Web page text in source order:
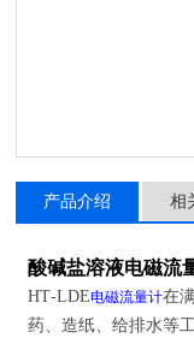
产品介绍 相
酸碱盐溶液电磁流
HT-LDE电磁流量计在
药、造纸、给排水等